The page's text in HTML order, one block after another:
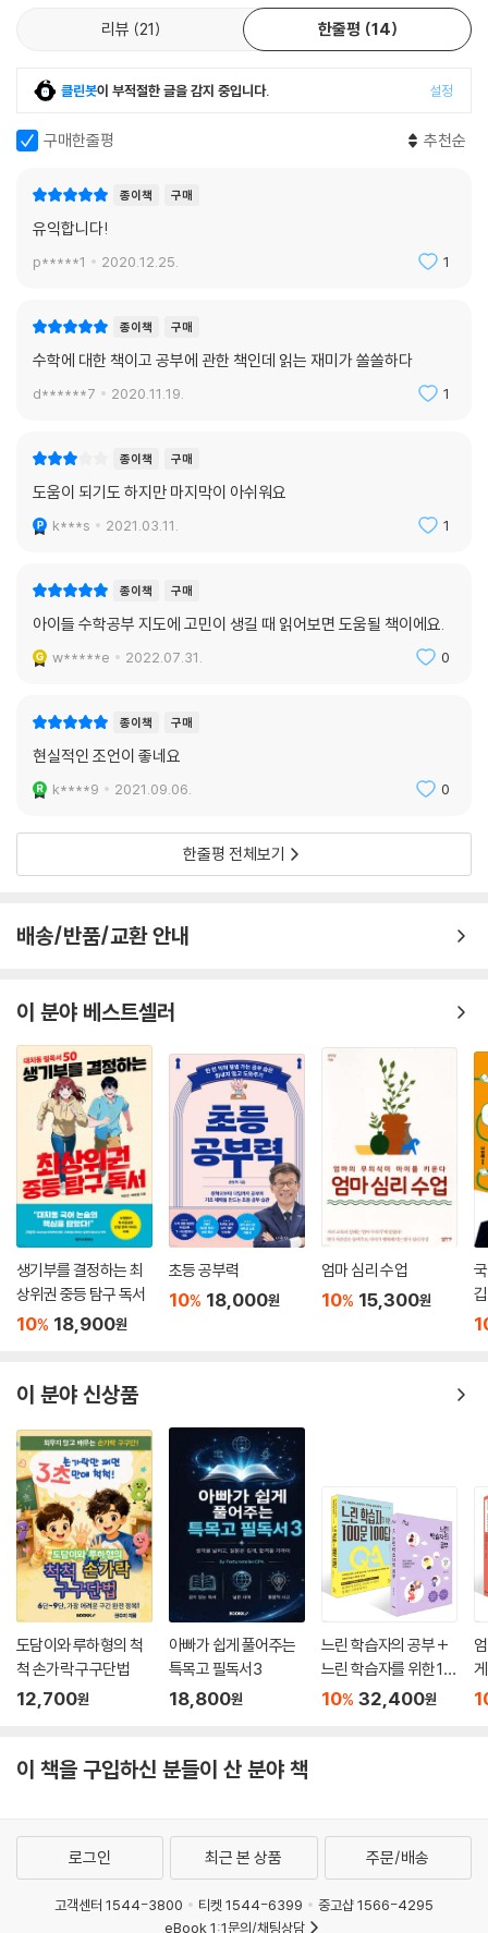
리뷰 21 한줄평 14
클린봇이 부적절한 글을 감지 중입니다. 설정
구매한줄평 추천순
종이책 구매
유익합니다!
p*****1 2020.12.25. 1
종이책 구매
수학에 대한 책이고 공부에 관한 책인데 읽는 재미가 쏠쏠하다
d******7 2020.11.19. 1
종이책 구매
도움이 되기도 하지만 마지막이 아쉬워요
k***s 2021.03.11. 1
종이책 구매
아이들 수학공부 지도에 고민이 생길 때 읽어보면 도움될 책이에요.
w*****e 2022.07.31. 0
종이책 구매
현실적인 조언이 좋네요
k****9 2021.09.06. 0
한줄평 전체보기
배송/반품/교환 안내
이 분야 베스트셀러
생기부를 결정하는 최
상위권 중등 탐구 독서
10% 18,900원
초등 공부력
10% 18,000원
엄마 심리 수업
10% 15,300원
이 분야 신상품
도담이와 루하형의 척
척 손가락 구구단법
12,700원
아빠가 쉽게 풀어주는
특목고 필독서3
18,800원
느린 학습자의 공부 +
느린 학습자를 위한 10
0문 100답 세트
10% 32,400원
이 책을 구입하신 분들이 산 분야 책
로그인 최근 본 상품 주문/배송
고객센터 1544-3800 티켓 1544-6399
중고샵 1566-4295
eBook 1:1문의/채팅상담